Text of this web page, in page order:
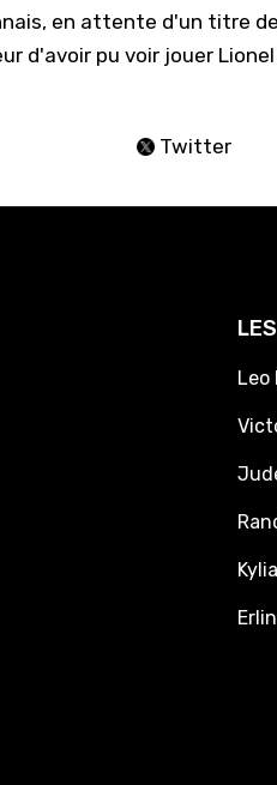
en attente d'un titre
d'avoir pu voir jouer
Twitter
Leo